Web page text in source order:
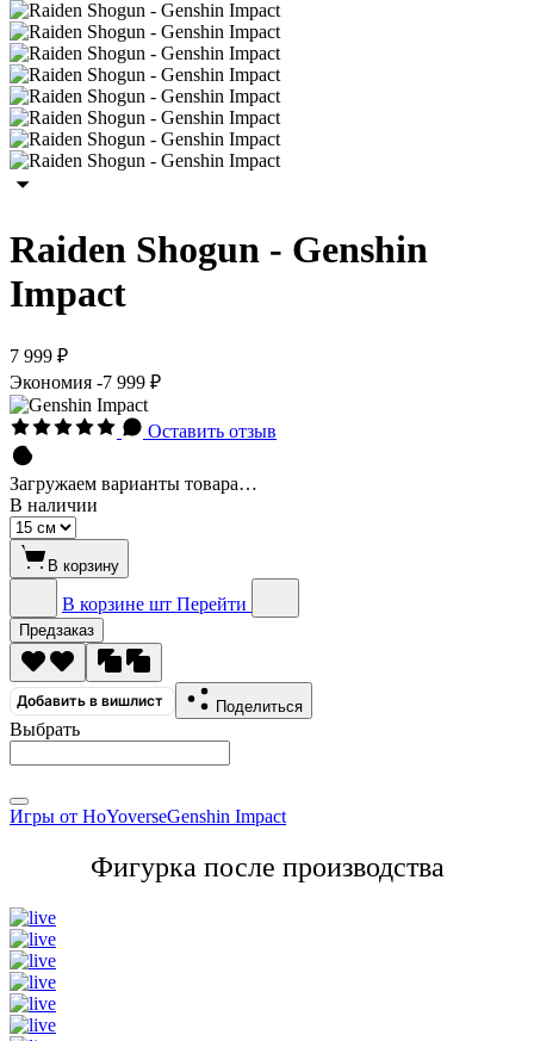
Raiden Shogun - Genshin
Impact
7 999 ₽
Экономия -7 999 ₽
Оставить отзыв
Загружаем варианты товара…
В наличии
В корзину
В корзине шт Перейти
Предзаказ
Добавить в вишлист Поделиться
Выбрать
Игры от HoYoverseGenshin Impact
Фигурка после производства